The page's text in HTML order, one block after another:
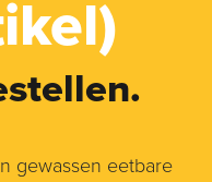
gewassen eetbare